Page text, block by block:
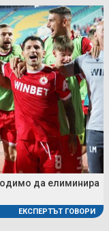
да елиминира
ЕКСПЕРТЪТ ГОВОРИ